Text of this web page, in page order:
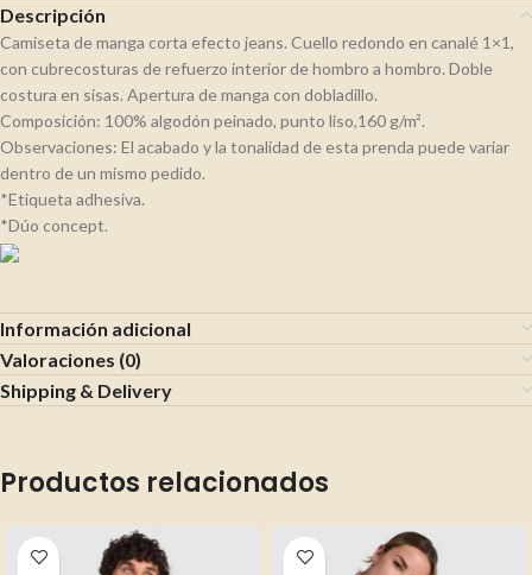
Descripción
Camiseta de manga corta efecto jeans. Cuello redondo en canalé 1×1,
con cubrecosturas de refuerzo interior de hombro a hombro. Doble
costura en sisas. Apertura de manga con dobladillo.
Composición: 100% algodón peinado, punto liso,160 g/m².
Observaciones: El acabado y la tonalidad de esta prenda puede variar
dentro de un mismo pedido.
*Etiqueta adhesiva.
*Dúo concept.
Información adicional
Valoraciones (0)
Shipping & Delivery
Productos relacionados